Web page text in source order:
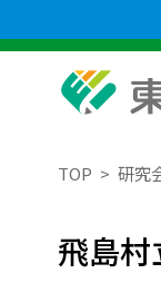
TOP 研究
飛島